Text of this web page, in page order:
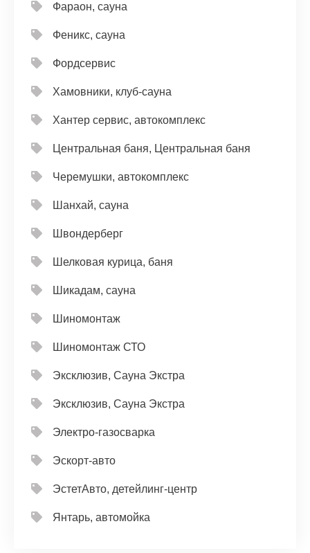
Фараон, сауна
Феникс, сауна
Фордсервис
Хамовники, клуб-сауна
Хантер сервис, автокомплекс
Центральная баня, Центральная баня
Черемушки, автокомплекс
Шанхай, сауна
Швондерберг
Шелковая курица, баня
Шикадам, сауна
Шиномонтаж
Шиномонтаж СТО
Эксклюзив, Сауна Экстра
Эксклюзив, Сауна Экстра
Электро-газосварка
Эскорт-авто
ЭстетАвто, детейлинг-центр
Янтарь, автомойка